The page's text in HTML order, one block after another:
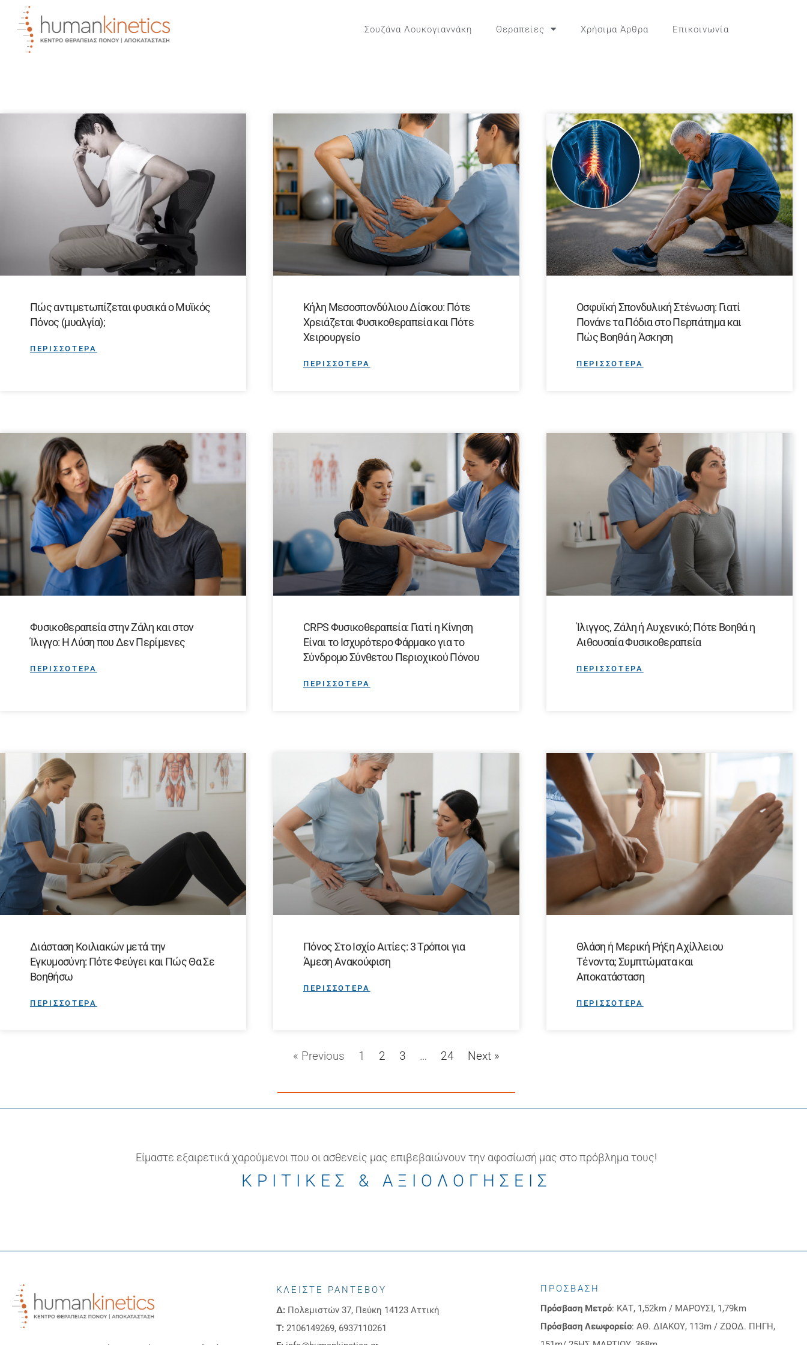
Σουζάνα Λουκογιαννάκη Θεραπείες Χρήσιμα Άρθρα Επικοινωνία
Πώς αντιμετωπίζεται φυσικά ο Μυϊκός
Πόνος (μυαλγία);
ΠΕΡΙΣΣΟΤΕΡΑ
Κήλη Μεσοσπονδύλιου Δίσκου: Πότε
Χρειάζεται Φυσικοθεραπεία και Πότε
Χειρουργείο
ΠΕΡΙΣΣΟΤΕΡΑ
Οσφυϊκή Σπονδυλική Στένωση: Γιατί
Πονάνε τα Πόδια στο Περπάτημα και
Πώς Βοηθά η Άσκηση
ΠΕΡΙΣΣΟΤΕΡΑ
Φυσικοθεραπεία στην Ζάλη και στον
Ίλιγγο: Η Λύση που Δεν Περίμενες
ΠΕΡΙΣΣΟΤΕΡΑ
CRPS Φυσικοθεραπεία: Γιατί η Κίνηση
Είναι το Ισχυρότερο Φάρμακο για το
Σύνδρομο Σύνθετου Περιοχικού Πόνου
ΠΕΡΙΣΣΟΤΕΡΑ
Ίλιγγος, Ζάλη ή Αυχενικό; Πότε Βοηθά η
Αιθουσαία Φυσικοθεραπεία
ΠΕΡΙΣΣΟΤΕΡΑ
Διάσταση Κοιλιακών μετά την
Εγκυμοσύνη: Πότε Φεύγει και Πώς Θα Σε
Βοηθήσω
ΠΕΡΙΣΣΟΤΕΡΑ
Πόνος Στο Ισχίο Αιτίες: 3 Τρόποι για
Άμεση Ανακούφιση
ΠΕΡΙΣΣΟΤΕΡΑ
Θλάση ή Μερική Ρήξη Αχίλλειου
Τένοντα; Συμπτώματα και
Αποκατάσταση
ΠΕΡΙΣΣΟΤΕΡΑ
« Previous 1 2 3 … 24 Next »
Είμαστε εξαιρετικά χαρούμενοι που οι ασθενείς μας επιβεβαιώνουν την αφοσίωσή μας στο πρόβλημα τους!
ΚΡΙΤΙΚΕΣ & ΑΞΙΟΛΟΓΗΣΕΙΣ
ΚΛΕΙΣΤΕ ΡΑΝΤΕΒΟΥ
Δ:Πολεμιστών 37, Πεύκη 14123 Αττική
Τ:2106149269, 6937110261
ΠΡΟΣΒΑΣΗ
Πρόσβαση Μετρό: ΚΑΤ, 1,52km / ΜΑΡΟΥΣΙ, 1,79km
Πρόσβαση Λεωφορείο: ΑΘ. ΔΙΑΚΟΥ, 113m / ΖΩΟΔ. ΠΗΓΗ,